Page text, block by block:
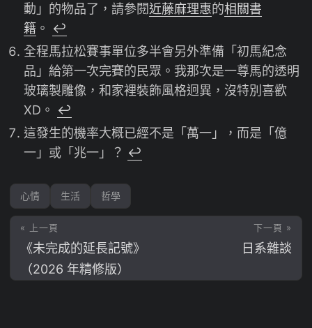
動」的物品了，請參閱近藤麻理惠的相關書
籍 。 ↩︎
全程馬拉松賽事單位多半會另外準備「初馬紀念
品」給第一次完賽的民眾。我那次是一尊馬的透明
玻璃製雕像，和家裡裝飾風格迥異，沒特別喜歡
XD。 ↩︎
這發生的機率大概已經不是「萬一」，而是「億
一」或「兆一」？ ↩︎
心情 生活 哲學
« 上一頁
《未完成的延長記號》
（2026 年精修版）
下一頁 »
日系雜談